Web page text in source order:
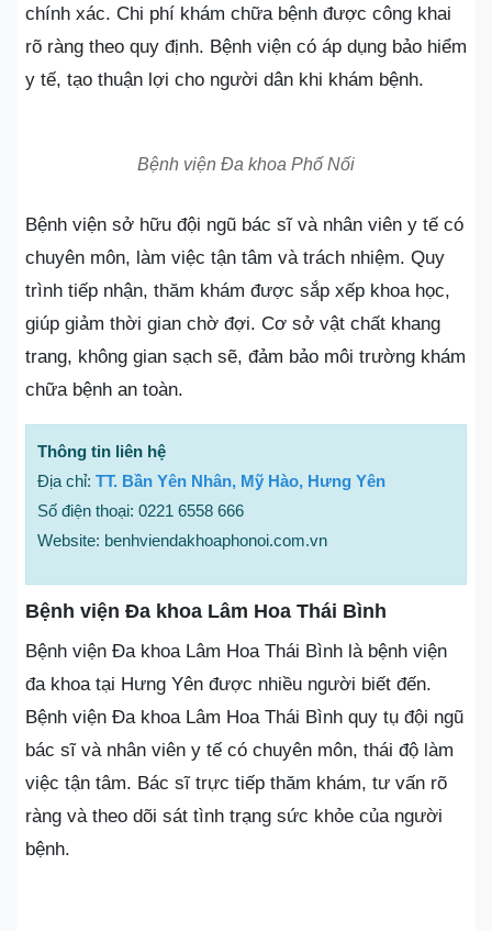
chính xác. Chi phí khám chữa bệnh được công khai
rõ ràng theo quy định. Bệnh viện có áp dụng bảo hiểm
y tế, tạo thuận lợi cho người dân khi khám bệnh.
Bệnh viện Đa khoa Phố Nối
Bệnh viện sở hữu đội ngũ bác sĩ và nhân viên y tế có
chuyên môn, làm việc tận tâm và trách nhiệm. Quy
trình tiếp nhận, thăm khám được sắp xếp khoa học,
giúp giảm thời gian chờ đợi. Cơ sở vật chất khang
trang, không gian sạch sẽ, đảm bảo môi trường khám
chữa bệnh an toàn.
Thông tin liên hệ
Địa chỉ: TT. Bần Yên Nhân, Mỹ Hào, Hưng Yên
Số điện thoại: 0221 6558 666
Website: benhviendakhoaphonoi.com.vn
Bệnh viện Đa khoa Lâm Hoa Thái Bình
Bệnh viện Đa khoa Lâm Hoa Thái Bình là bệnh viện
đa khoa tại Hưng Yên được nhiều người biết đến.
Bệnh viện Đa khoa Lâm Hoa Thái Bình quy tụ đội ngũ
bác sĩ và nhân viên y tế có chuyên môn, thái độ làm
việc tận tâm. Bác sĩ trực tiếp thăm khám, tư vấn rõ
ràng và theo dõi sát tình trạng sức khỏe của người
bệnh.